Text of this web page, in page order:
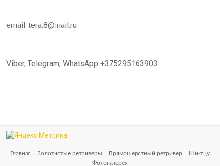
email: tera.8@mail.ru
Viber, Telegram, WhatsApp +375295163903
Главная Золотистые ретриверы Прямошерстный ретривер
Ши-тцу
Фотогалерея